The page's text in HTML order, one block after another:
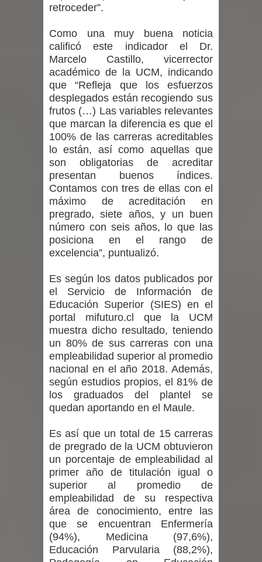
incentivos a usuarios de PRODESAL
de la provincia de Linares
Municipalidad de Curicó apuesta a la
innovación en tecnología educativa
con nuevas pantallas interactivas del
Colegio El Boldo
Municipalidad de Curicó inició
proceso de vacunación escolar
retroceder”.
Como una muy buena noticia
calificó este indicador el Dr.
Marcelo Castillo, vicerrector
académico de la UCM, indicando
que “Refleja que los esfuerzos
desplegados están recogiendo sus
frutos (…) Las variables relevantes
que marcan la diferencia es que el
100% de las carreras acreditables
lo están, así como aquellas que
son obligatorias de acreditar
presentan buenos índices.
Contamos con tres de ellas con el
máximo de acreditación en
pregrado, siete años, y un buen
número con seis años, lo que las
posiciona en el rango de
excelencia”, puntualizó.
Es según los datos publicados por
el Servicio de Información de
Educación Superior (SIES) en el
portal mifuturo.cl que la UCM
muestra dicho resultado, teniendo
un 80% de sus carreras con una
empleabilidad superior al promedio
nacional en el año 2018. Además,
según estudios propios, el 81% de
los graduados del plantel se
quedan aportando en el Maule.
Es así que un total de 15 carreras
de pregrado de la UCM obtuvieron
un porcentaje de empleabilidad al
primer año de titulación igual o
superior al promedio de
empleabilidad de su respectiva
área de conocimiento, entre las
que se encuentran Enfermería
(94%), Medicina (97,6%),
Educación Parvularia (88,2%),